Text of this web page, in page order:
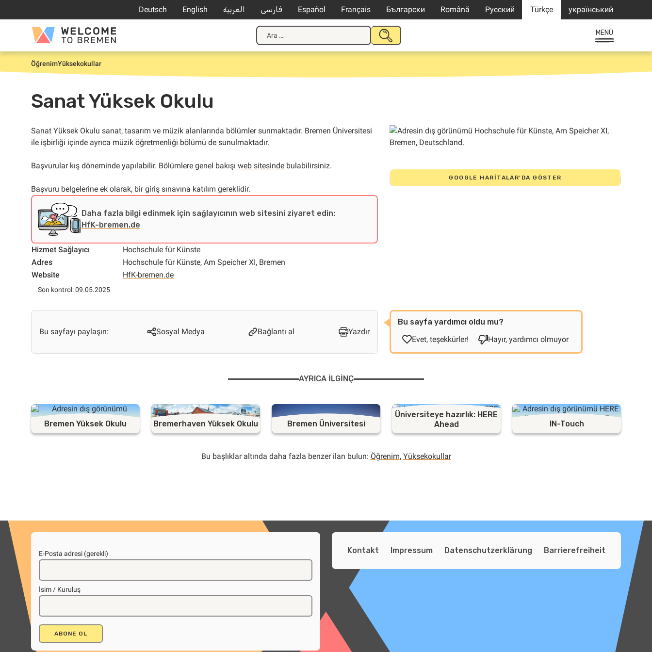
Deutsch English العربية فارسی Español Français Български Română Русский Türkçe український
Welcome
to
Bremen
Arama:
ARAMAYI
MENÜ
Giriş
ÖğrenimYüksekokullar
Sanat Yüksek Okulu
Sanat Yüksek Okulu sanat, tasarım ve müzik alanlarında bölümler sunmaktadır. Bremen Üniversitesi
ile işbirliği içinde ayrıca müzik öğretmenliği bölümü de sunulmaktadır.
Başvurular kış döneminde yapılabilir. Bölümlere genel bakışı web sitesinde bulabilirsiniz.
Başvuru belgelerine ek olarak, bir giriş sınavına katılım gereklidir.
Daha fazla bilgi edinmek için sağlayıcının web sitesini ziyaret edin:
HfK-bremen.de
Hizmet Sağlayıcı
Hochschule für Künste
Adres
Hochschule für Künste, Am Speicher XI, Bremen
Website
HfK-bremen.de
Son kontrol: 09.05.2025
GOOGLE HARITALAR'DA GÖSTER
Bu sayfayı paylaşın: Sosyal Medya Bağlantı al Yazdır
Bu sayfa yardımcı oldu mu?
Evet, teşekkürler!
Hayır, yardımcı olmuyor
AYRICA ILGINÇ
Bremen Yüksek Okulu Bremerhaven Yüksek Okulu Bremen Üniversitesi
Üniversiteye hazırlık: HERE
Ahead
IN-Touch
Bu başlıklar altında daha fazla benzer ilan bulun: Öğrenim, Yüksekokullar
E-Posta adresi (gerekli)
İsim / Kuruluş
Kontakt Impressum Datenschutzerklärung Barrierefreiheit